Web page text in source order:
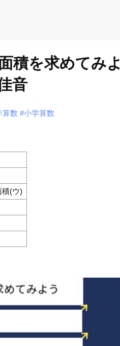
積を求めて
音
算数 #小学算数
(ウ)